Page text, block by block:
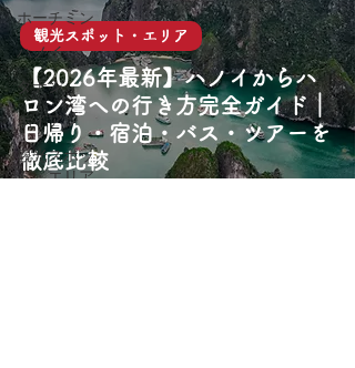
ホーチミン
ハノイ
ダナン
ホイアン
観光スポッ
ト・エリア
【2026年最新】ハノイからハ
ロン湾への行き方完全ガイド｜
日帰り・宿泊・バス・ツアーを
徹底比較
観光スポット・エリア